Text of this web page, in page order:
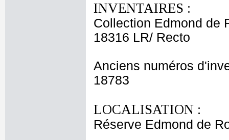
INVENTAIRES :
Collection Edmond de
18316 LR/ Recto
Anciens numéros
18783
LOCALISATION :
Réserve Edmond de